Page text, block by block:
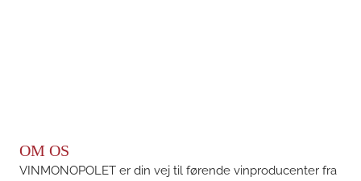
OM OS
VINMONOPOLET er din vej til førende vinproducenter fra